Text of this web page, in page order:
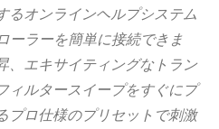
るオンラインヘルプシステム
ーラーを簡単に接続できま
、エキサイティングなトラン
ィルタースイープをすぐにプ
プロ仕様のプリセットで刺激